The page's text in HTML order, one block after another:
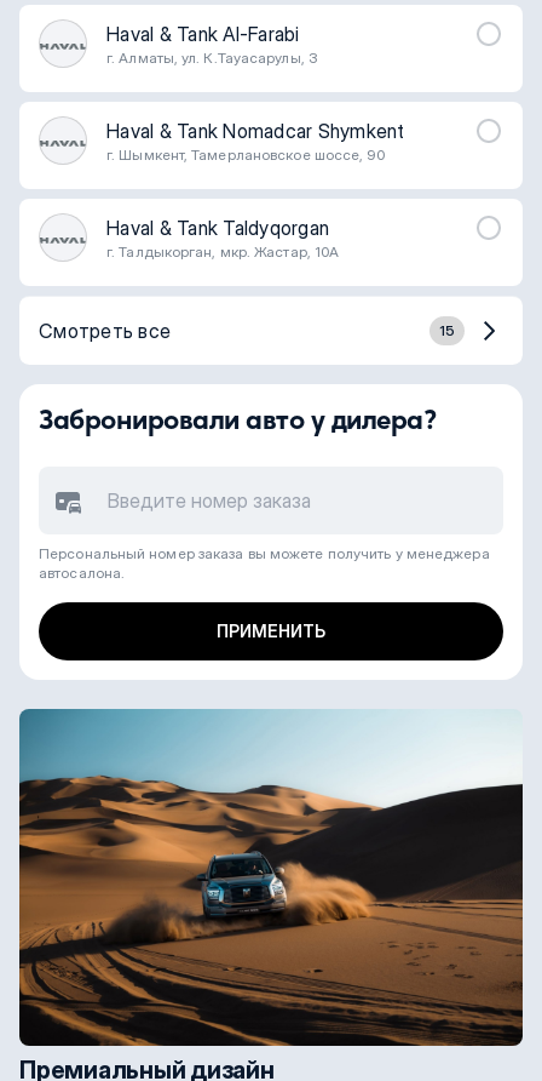
Haval & Tank Al-Farabi
г. Алматы, ул. К.Тауасарулы, 3
Haval & Tank Nomadcar Shymkent
г. Шымкент, Тамерлановское шоссе, 90
Haval & Tank Taldyqorgan
г. Талдыкорган, мкр. Жастар, 10А
Смотреть все 15
Забронировали авто у дилера?
Персональный номер заказа вы можете получить у менеджера
автосалона.
ПРИМЕНИТЬ
Премиальный дизайн